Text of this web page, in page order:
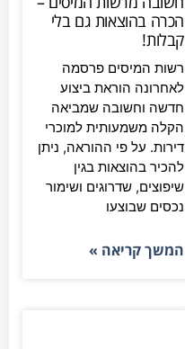
הכרה בהוצאות גם בלי
קבלות!
רשות המיסים פרסמה
לאחרונה הוראת ביצוע
חדשה וחשובה שמביאה
הקלה משמעותית למוכרי
דירות. על פי ההוראה, ניתן
להכיר בהוצאות בגין
שיפוצים, שדרוגים ושימור
נכסים שבוצעו
המשך קריאה »